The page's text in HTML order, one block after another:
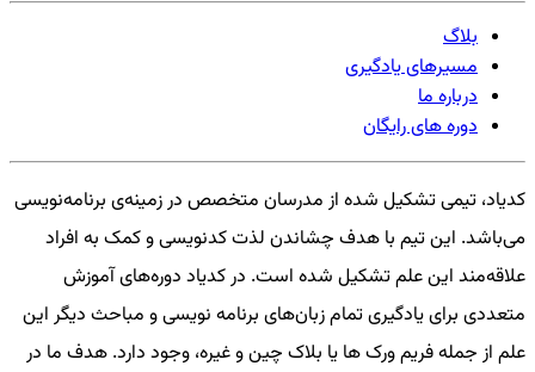
بلاگ
مسیرهای یادگیری
درباره ما
دوره های رایگان
کدیاد، تیمی تشکیل شده از مدرسان متخصص در زمینه‌ی برنامه‌نویسی
می‌باشد. این تیم با هدف چشاندن لذت کدنویسی و کمک به افراد
علاقه‌مند این علم تشکیل شده است. در کدیاد دوره‌های آموزش
متعددی برای یادگیری تمام زبان‌های برنامه نویسی و مباحث دیگر این
علم از جمله فریم ورک ها یا بلاک چین و غیره، وجود دارد. هدف ما در